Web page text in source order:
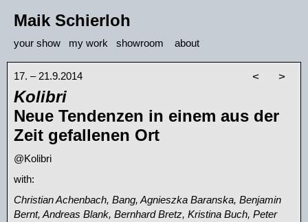
Maik Schierloh
your show my work showroom about
< >
17. – 21.9.2014
Kolibri
Neue Tendenzen in einem aus der
Zeit gefallenen Ort
@Kolibri
with:
Christian Achenbach, Bang, Agnieszka Baranska, Benjamin
Bernt, Andreas Blank, Bernhard Bretz, Kristina Buch, Peter